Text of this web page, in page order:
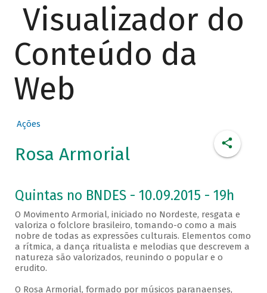
Visualizador do
Conteúdo da
Web
Ações
Rosa Armorial
Quintas no BNDES - 10.09.2015 - 19h
O Movimento Armorial, iniciado no Nordeste, resgata e
valoriza o folclore brasileiro, tomando-o como a mais
nobre de todas as expressões culturais. Elementos como
a rítmica, a dança ritualista e melodias que descrevem a
natureza são valorizados, reunindo o popular e o
erudito.
O Rosa Armorial, formado por músicos paranaenses,